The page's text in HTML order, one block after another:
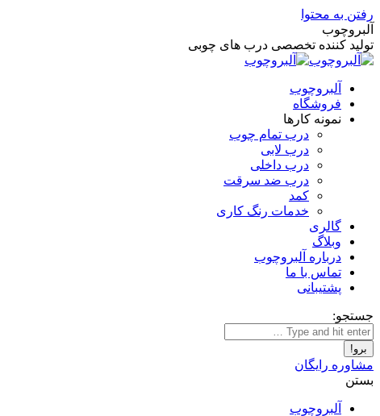
رفتن به محتوا
آلبروچوب
تولید کننده تخصصی درب های چوبی
آلبروچوب
فروشگاه
نمونه کارها
درب تمام چوب
درب لابی
درب داخلی
درب ضد سرقت
کمد
خدمات رنگ کاری
گالری
وبلاگ
درباره آلبروچوب
تماس با ما
پشتیبانی
جستجو:
مشاوره رایگان
بستن
آلبروچوب